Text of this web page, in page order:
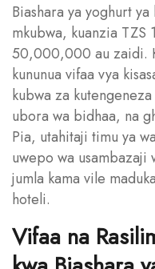
Biashara ya yoghurt
mkubwa, kuanzia
50,000,000 au zaidi.
kununua vifaa vya
kubwa za
ubora wa bidhaa, na
Pia, utahitaji timu ya
uwepo wa usambazaji
jumla kama vile
hoteli.
Vifaa na